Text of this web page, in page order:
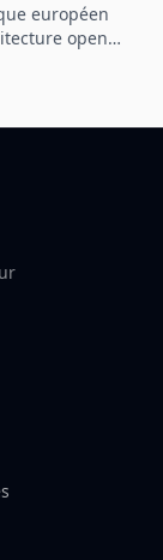
européen
open
et
sur l’EDC.